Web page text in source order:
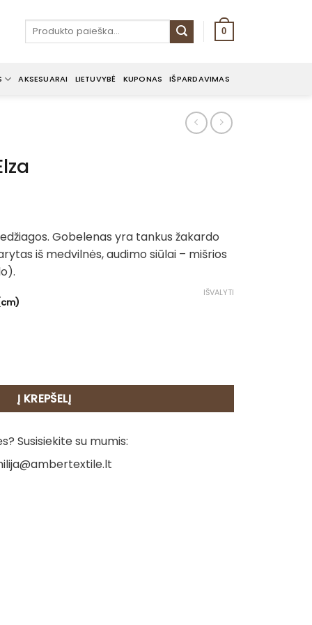
Ieškoti: 0
AKSESUARAI LIETUVYBĖ KUPONAS IŠPARDAVIMAS
Gobelenas yra tankus žakardo
iš medvilnės, audimo siūlai – mišrios
IŠVALYTI
Į KREPŠELĮ
Susisiekite su mumis: